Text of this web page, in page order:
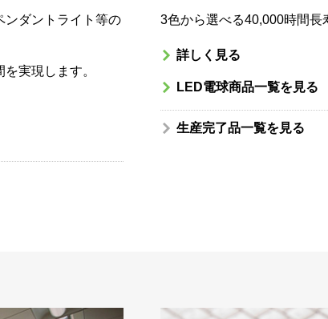
ンダントライト等の
実現します。
3色から選べる40,000時間長
詳しく見る
LED電球商品一覧を見る
生産完了品一覧を見る